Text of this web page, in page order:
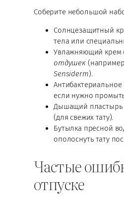
Соберите небольшой
Солнцезащитный
тела или
Увлажняющий крем
отдушек
Sensiderm).
если нужно
Дышащий пластырь
(для свежих тату).
Бутылка пресной
ополоснуть тату
Частые
отпуске